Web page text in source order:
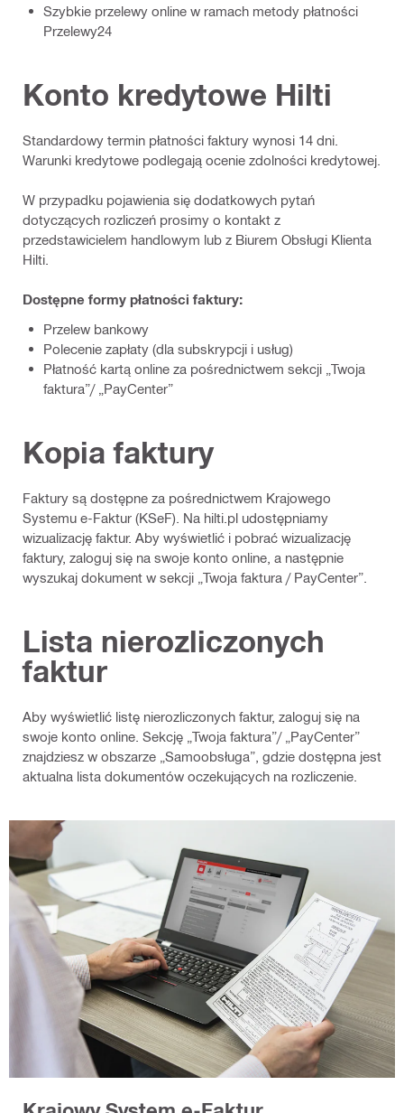
Szybkie przelewy online w ramach metody płatności
Przelewy24
Konto kredytowe Hilti
Standardowy termin płatności faktury wynosi 14 dni.
Warunki kredytowe podlegają ocenie zdolności kredytowej.
W przypadku pojawienia się dodatkowych pytań
dotyczących rozliczeń prosimy o kontakt z
przedstawicielem handlowym lub z Biurem Obsługi Klienta
Hilti.
Dostępne formy płatności faktury:
Przelew bankowy
Polecenie zapłaty (dla subskrypcji i usług)
Płatność kartą online za pośrednictwem sekcji „Twoja
faktura”/ „PayCenter”
Kopia faktury
Faktury są dostępne za pośrednictwem Krajowego
Systemu e-Faktur (KSeF). Na hilti.pl udostępniamy
wizualizację faktur. Aby wyświetlić i pobrać wizualizację
faktury, zaloguj się na swoje konto online, a następnie
wyszukaj dokument w sekcji „Twoja faktura / PayCenter”.
Lista nierozliczonych
faktur
Aby wyświetlić listę nierozliczonych faktur, zaloguj się na
swoje konto online. Sekcję „Twoja faktura”/ „PayCenter”
znajdziesz w obszarze „Samoobsługa”, gdzie dostępna jest
aktualna lista dokumentów oczekujących na rozliczenie.